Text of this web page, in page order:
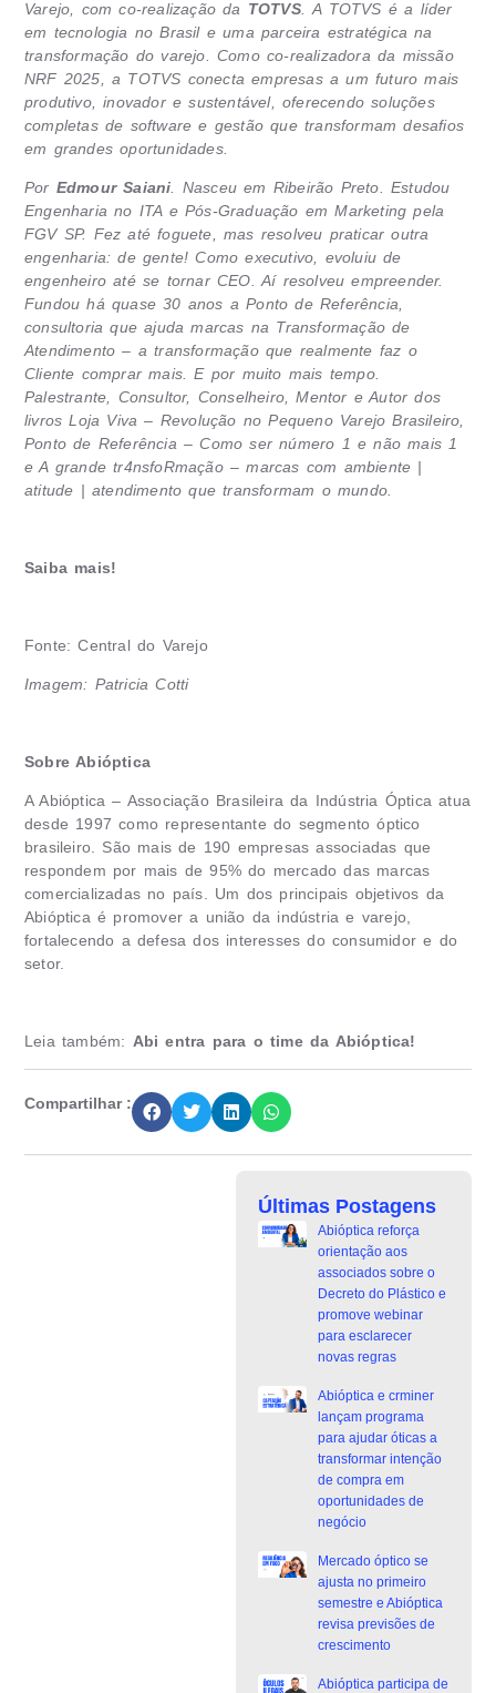
Varejo, com co-realização da TOTVS. A TOTVS é a líder
em tecnologia no Brasil e uma parceira estratégica na
transformação do varejo. Como co-realizadora da missão
NRF 2025, a TOTVS conecta empresas a um futuro mais
produtivo, inovador e sustentável, oferecendo soluções
completas de software e gestão que transformam desafios
em grandes oportunidades.
Por Edmour Saiani . Nasceu em Ribeirão Preto. Estudou
Engenharia no ITA e Pós-Graduação em Marketing pela
FGV SP. Fez até foguete, mas resolveu praticar outra
engenharia: de gente! Como executivo, evoluiu de
engenheiro até se tornar CEO. Aí resolveu empreender.
Fundou há quase 30 anos a Ponto de Referência,
consultoria que ajuda marcas na Transformação de
Atendimento – a transformação que realmente faz o
Cliente comprar mais. E por muito mais tempo.
Palestrante, Consultor, Conselheiro, Mentor e Autor dos
livros Loja Viva – Revolução no Pequeno Varejo Brasileiro,
Ponto de Referência – Como ser número 1 e não mais 1
e A grande tr4nsfoRmação – marcas com ambiente |
atitude | atendimento que transformam o mundo.
Saiba mais!
Fonte: Central do Varejo
Imagem: Patricia Cotti
Sobre Abióptica
A Abióptica – Associação Brasileira da Indústria Óptica atua
desde 1997 como representante do segmento óptico
brasileiro. São mais de 190 empresas associadas que
respondem por mais de 95% do mercado das marcas
comercializadas no país. Um dos principais objetivos da
Abióptica é promover a união da indústria e varejo,
fortalecendo a defesa dos interesses do consumidor e do
setor.
Leia também: Abi entra para o time da Abióptica!
Compartilhar :
Últimas Postagens
Abióptica reforça
orientação aos
associados sobre o
Decreto do Plástico e
promove webinar
para esclarecer
novas regras
Abióptica e crminer
lançam programa
para ajudar óticas a
transformar intenção
de compra em
oportunidades de
negócio
Mercado óptico se
ajusta no primeiro
semestre e Abióptica
revisa previsões de
crescimento
Abióptica participa de